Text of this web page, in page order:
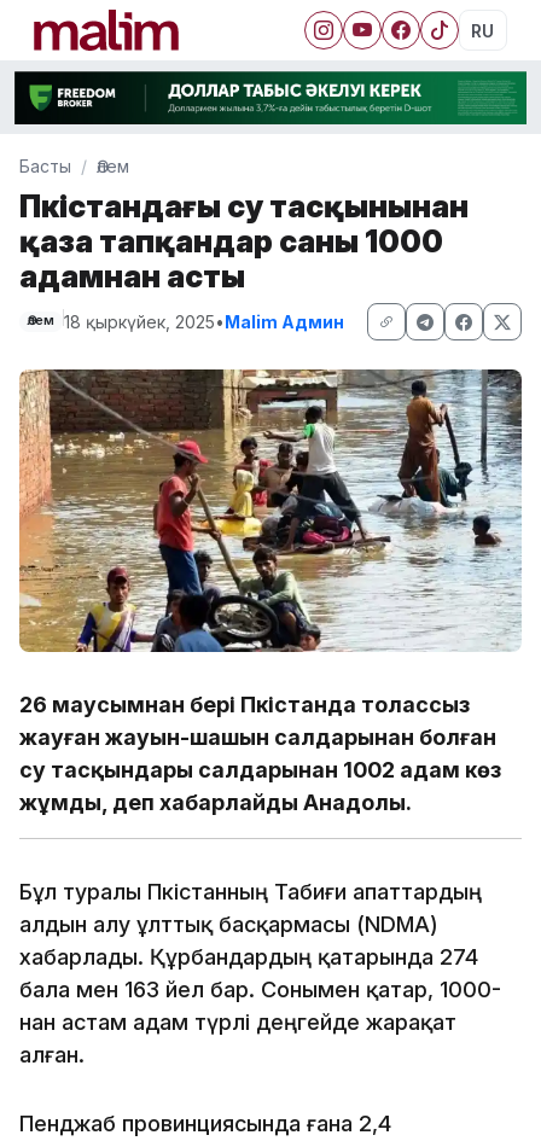
RU
Басты Әлем
Пәкістандағы су тасқынынан
қаза тапқандар саны 1000
адамнан асты
Әлем 18 қыркүйек, 2025•Malim Админ
26 маусымнан бері Пәкістанда толассыз
жауған жауын-шашын салдарынан болған
су тасқындары салдарынан 1002 адам көз
жұмды, деп хабарлайды Анадолы.
Бұл туралы Пәкістанның Табиғи апаттардың
алдын алу ұлттық басқармасы (NDMA)
хабарлады. Құрбандардың қатарында 274
бала мен 163 әйел бар. Сонымен қатар, 1000-
нан астам адам түрлі деңгейде жарақат
алған.
Пенджаб провинциясында ғана 2,4